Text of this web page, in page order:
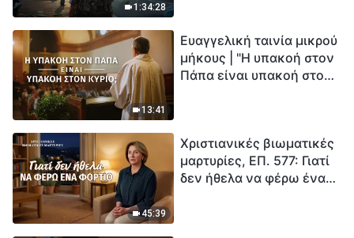
1:34:28
εξαφάνισης». Οι
καταστροφές χτυπούν.
Ξεκινά η αντίστροφη
13:41
Ευαγγελική ταινία μικρού
μήκους | "Η υπακοή στον
Πάπα είναι υπακοή στον
45:39
Χριστιανικές βιωματικές
μαρτυρίες, ΕΠ. 577: Γιατί
δεν ήθελα να φέρω ένα